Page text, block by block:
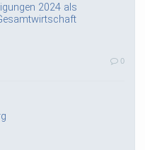
2024 als
0